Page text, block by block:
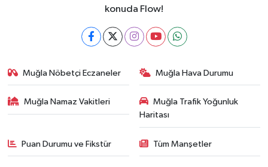
konuda Flow!
Muğla Nöbetçi Eczaneler Muğla Hava Durumu
Muğla Namaz Vakitleri
Muğla Trafik Yoğunluk
Haritası
Puan Durumu ve Fikstür Tüm Manşetler